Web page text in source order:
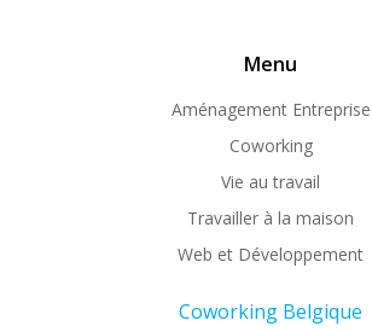
Menu
Aménagement Entreprise
Coworking
Vie au travail
Travailler à la maison
Web et Développement
Coworking Belgique